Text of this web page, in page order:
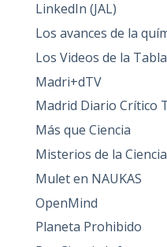
LinkedIn (JAL)
Los avances de la
Los Videos de la
Madri+dTV
Madrid Diario Crítico
Más que Ciencia
Misterios de la Ciencia
Mulet en NAUKAS
OpenMind
Planeta Prohibido